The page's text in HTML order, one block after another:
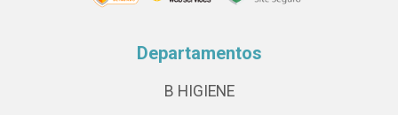
Departamentos
B HIGIENE